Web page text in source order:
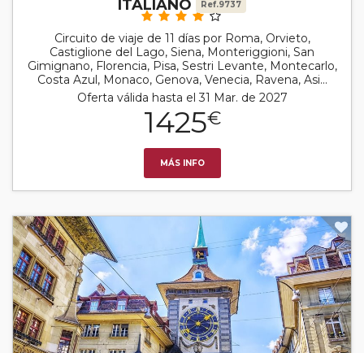
ITALIANO Ref.9737
Circuito de viaje de 11 días por Roma, Orvieto,
Castiglione del Lago, Siena, Monteriggioni, San
Gimignano, Florencia, Pisa, Sestri Levante, Montecarlo,
Costa Azul, Monaco, Genova, Venecia, Ravena, Asi...
Oferta válida hasta el 31 Mar. de 2027
1425€
MÁS INFO